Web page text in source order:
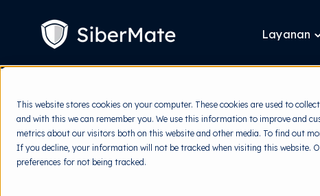
This website stores cookies on your computer. These cookies are used to
and with this we can remember you. We use this information to improve and
metrics about our visitors both on this website and other media. To find out
If you decline, your information will not be tracked when visiting this website.
preferences for not being tracked.
CONTENT
Layanan